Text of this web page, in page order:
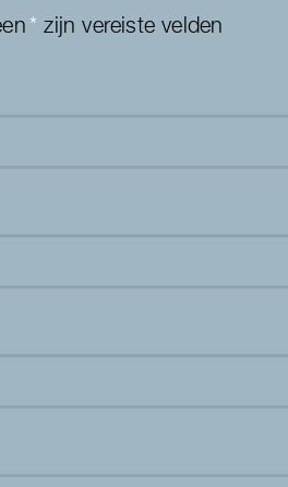
* zijn vereiste velden